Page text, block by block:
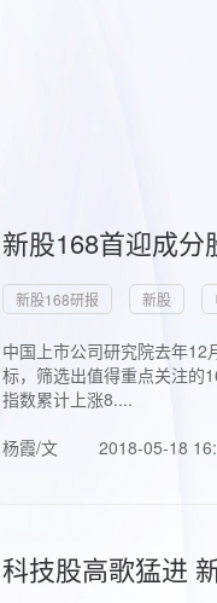
新股168首迎成
新股168研报 新股
中国上市公司研究院去年
标，筛选出值得重点关注的
指数累计上涨8....
杨霞/文
2018-05-18
科技股高歌猛进